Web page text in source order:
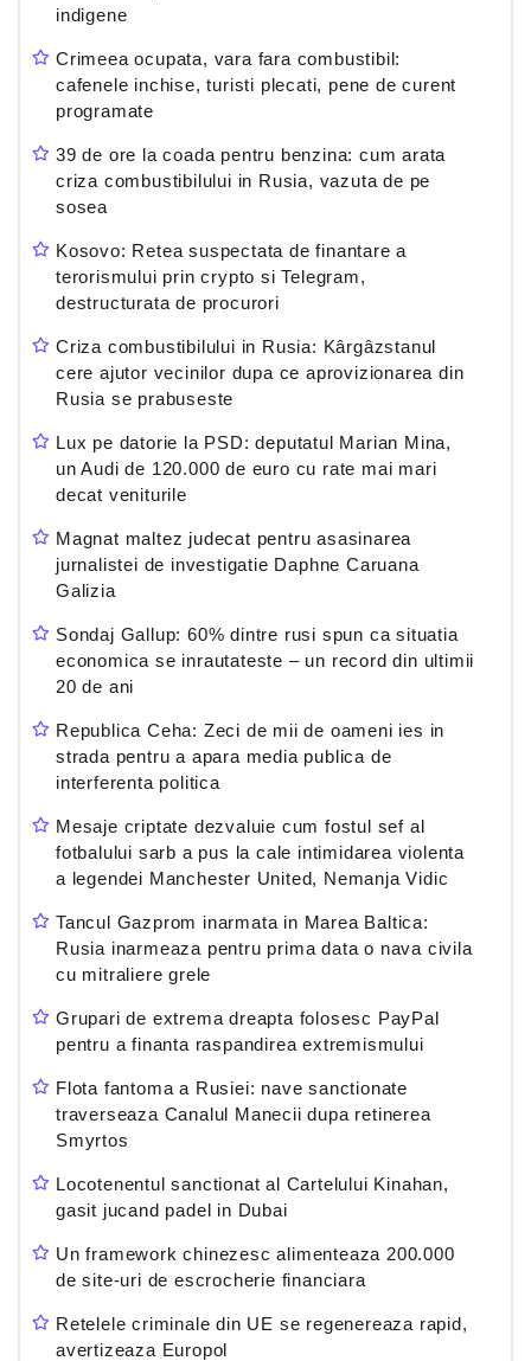
indigene
Crimeea ocupata, vara fara combustibil:
cafenele inchise, turisti plecati, pene de curent
programate
39 de ore la coada pentru benzina: cum arata
criza combustibilului in Rusia, vazuta de pe
sosea
Kosovo: Retea suspectata de finantare a
terorismului prin crypto si Telegram,
destructurata de procurori
Criza combustibilului in Rusia: Kârgâzstanul
cere ajutor vecinilor dupa ce aprovizionarea din
Rusia se prabuseste
Lux pe datorie la PSD: deputatul Marian Mina,
un Audi de 120.000 de euro cu rate mai mari
decat veniturile
Magnat maltez judecat pentru asasinarea
jurnalistei de investigatie Daphne Caruana
Galizia
Sondaj Gallup: 60% dintre rusi spun ca situatia
economica se inrautateste – un record din ultimii
20 de ani
Republica Ceha: Zeci de mii de oameni ies in
strada pentru a apara media publica de
interferenta politica
Mesaje criptate dezvaluie cum fostul sef al
fotbalului sarb a pus la cale intimidarea violenta
a legendei Manchester United, Nemanja Vidic
Tancul Gazprom inarmata in Marea Baltica:
Rusia inarmeaza pentru prima data o nava civila
cu mitraliere grele
Grupari de extrema dreapta folosesc PayPal
pentru a finanta raspandirea extremismului
Flota fantoma a Rusiei: nave sanctionate
traverseaza Canalul Manecii dupa retinerea
Smyrtos
Locotenentul sanctionat al Cartelului Kinahan,
gasit jucand padel in Dubai
Un framework chinezesc alimenteaza 200.000
de site-uri de escrocherie financiara
Retelele criminale din UE se regenereaza rapid,
avertizeaza Europol